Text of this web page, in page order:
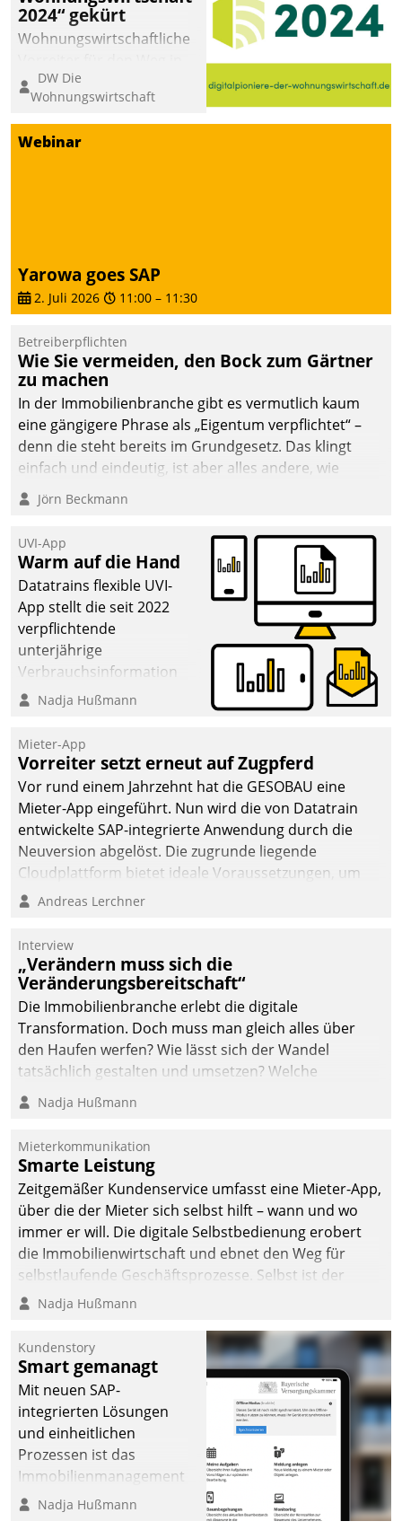
abgeben – rund um die
Uhr.
2024“ gekürt
Wohnungswirtschaftliche
eine digitale Zukunft zu
finden, ist das Ziel des
Awards „Digitalpioniere
der
und PropTech.
DW Die
Wohnungswirtschaft
Webinar
Yarowa goes SAP
2. Juli 2026 11:00 – 11:30
Betreiberpflichten
Wie Sie vermeiden, den Bock zum Gärtner
zu machen
In der Immobilienbranche gibt es vermutlich kaum
eine gängigere Phrase als „Eigentum verpflichtet“ –
denn die steht bereits im Grundgesetz. Das klingt
einfach und eindeutig, ist aber alles andere, wie
Branchenbeschäftigte wissen. Denn mit der
Verantwortung folgen Verpflichtungen.
Jörn Beckmann
UVI-App
Warm auf die Hand
Datatrains flexible UVI-
App stellt die seit 2022
verpflichtende
unterjährige
Verbrauchsinformation
schnell, zuverlässig und
Die monatlichen
Mitteilungen zum
Heizungs- und
Wasserverbrauch gehen
automatisiert, vollständig
und auf Wunsch über
mehrere zuvor
Kommunikationswege bei
Nadja Hußmann
Mieter-App
Vorreiter setzt erneut auf Zugpferd
Vor rund einem Jahrzehnt hat die GESOBAU eine
Mieter-App eingeführt. Nun wird die von Datatrain
entwickelte SAP-integrierte Anwendung durch die
Neuversion abgelöst. Die zugrunde liegende
Cloudplattform bietet ideale Voraussetzungen, um
die Funktionalität der App zu erweitern und weitere
integrieren.
Andreas Lerchner
Interview
„Verändern muss sich die
Veränderungsbereitschaft“
Die Immobilienbranche erlebt die digitale
Transformation. Doch muss man gleich alles über
den Haufen werfen? Wie lässt sich der Wandel
tatsächlich gestalten und umsetzen? Welche
Argumente zählen wirklich?
Nadja Hußmann
Mieterkommunikation
Smarte Leistung
Zeitgemäßer Kundenservice umfasst eine Mieter-App,
über die der Mieter sich selbst hilft – wann und wo
immer er will. Die digitale Selbstbedienung erobert
die Immobilienwirtschaft und ebnet den Weg für
selbstlaufende Geschäftsprozesse. Selbst ist der
Kunde und smart der Serviceanbieter.
Nadja Hußmann
Kundenstory
Smart gemanagt
Mit neuen SAP-
integrierten Lösungen
und einheitlichen
Prozessen ist das
Immobilienmanagement
der Bayerischen
Nadja Hußmann